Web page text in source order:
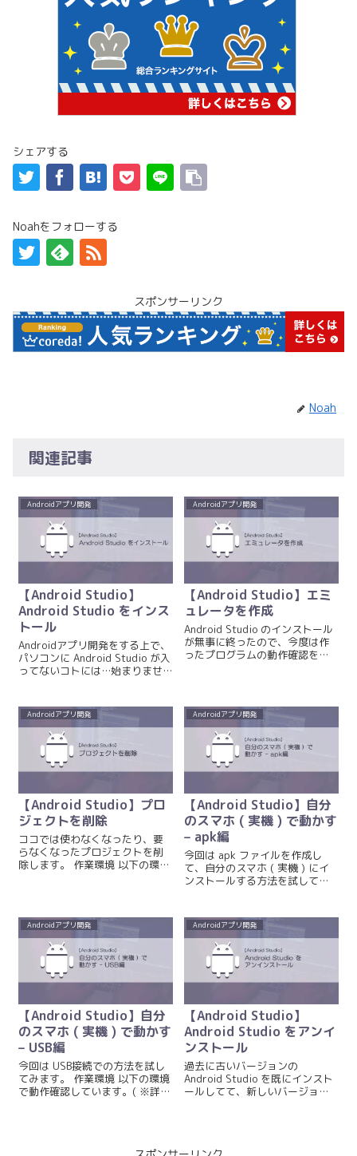
シェアする
Noahをフォローする
スポンサーリンク
Noah
関連記事
Androidアプリ開発
【Android Studio】
Android Studio をインス
トール
Androidアプリ開発をする上で、
パソコンに Android Studio が入
ってないコトには…始まりませ
Android Studio を動かせるだけ
のスペック ( 性能 ...
Androidアプリ開発
【Android Studio】エミ
ュレータを作成
Android Studio のインストール
が無事に終ったので、今度は作
ったプログラムの動作確認をす
る Androidスマホ ( 実機 ) で...
Androidアプリ開発
【Android Studio】プロ
ジェクトを削除
ココでは使わなくなったり、要
らなくなったプロジェクトを削
除します。 作業環境 以下の環境
Android ...
Androidアプリ開発
【Android Studio】自分
のスマホ ( 実機 ) で動かす
– apk編
今回は apk ファイルを作成し
て、自分のスマホ ( 実機 ) にイ
ンストールする方法を試してみ
うです。今更ながらフルネーム
を知りました…(...
Androidアプリ開発
【Android Studio】自分
のスマホ ( 実機 ) で動かす
– USB編
今回は USB接続での方法を試し
てみます。 作業環境 以下の環境
で動作確認しています。( ※詳し
Androidアプリ開発
【Android Studio】
Android Studio をアンイ
ンストール
過去に古いバージョンの
Android Studio を既にインスト
ールしてて、新しいバージョン